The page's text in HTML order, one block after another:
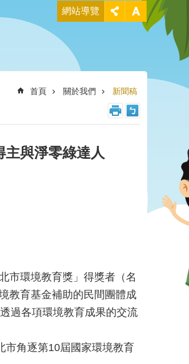
網站導覽
首頁 關於我們 新聞稿
與淨零綠達人
市環境教育獎」得獎者（名
教育基金補助的民間團體成
過各項環境教育成果的交流
市角逐第10屆國家環境教育